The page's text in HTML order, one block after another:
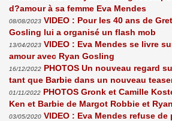
d?amour à sa femme Eva Mendes
08/08/2023 VIDEO : Pour les 40 ans de
Gosling lui a organisé un flash mob
13/04/2023 VIDEO : Eva Mendes se livre
amour avec Ryan Gosling
16/12/2022 PHOTOS Un nouveau regard
tant que Barbie dans un nouveau
01/11/2022 PHOTOS Gronk et Camille
Ken et Barbie de Margot Robbie et
03/05/2020 VIDEO : Eva Mendes refuse de